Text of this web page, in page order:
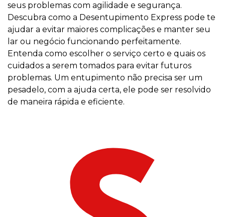
seus problemas com agilidade e segurança.
Descubra como a Desentupimento Express pode te
ajudar a evitar maiores complicações e manter seu
lar ou negócio funcionando perfeitamente.
Entenda como escolher o serviço certo e quais os
cuidados a serem tomados para evitar futuros
problemas. Um entupimento não precisa ser um
pesadelo, com a ajuda certa, ele pode ser resolvido
de maneira rápida e eficiente.